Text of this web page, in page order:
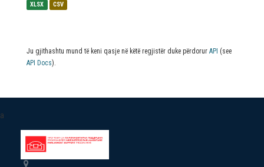
XLSX CSV
Ju gjithashtu mund të keni qasje në këtë regjistër duke përdorur API (see
API Docs).
a